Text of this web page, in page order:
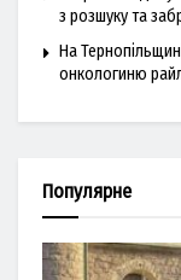
з розшуку та
На
онкологиню
Популярне